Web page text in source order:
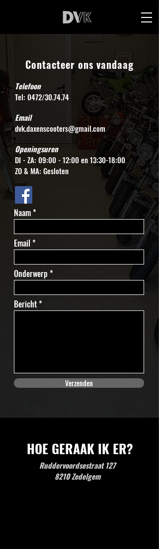
Contacteer ons vandaag
Telefoon
Tel: 0472/30.74.74
Email
dvk.daxenscooters@gmail.com
Openingsuren
DI - ZA: 09:00 - 12:00 en 13:30-18:00
ZO & MA: Gesloten
Naam
Email
Onderwerp
Bericht
Verzenden
HOE GERAAK IK ER?
Ruddervoordsestraat 127
8210 Zedelgem